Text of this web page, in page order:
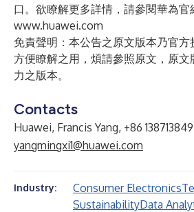
口。欲瞭解更多詳情，請參閱華為官
www.huawei.com
免責聲明：本公告之原文版本乃官
方便瞭解之用，煩請參照原文，原文
力之版本。
Contacts
Huawei, Francis Yang, +86
yangmingxi1@huawei.com
Industry: Consumer Electronics
SustainabilityData